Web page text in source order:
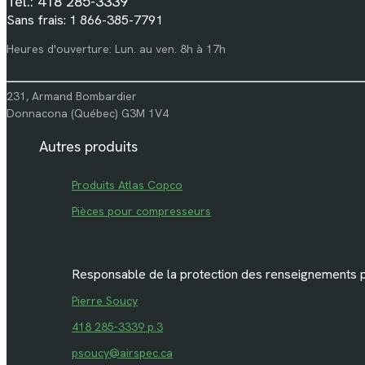
Sans frais: 1 866-385-7791
Heures d'ouverture: Lun. au ven. 8h à 17h
231, Armand Bombardier
Donnacona (Québec) G3M 1V4
Autres produits
Produits Atlas Copco
Pièces pour compresseurs
Responsable de la protection des renseignements
Pierre Soucy
418 285-3339 p.3
psoucy@airspec.ca